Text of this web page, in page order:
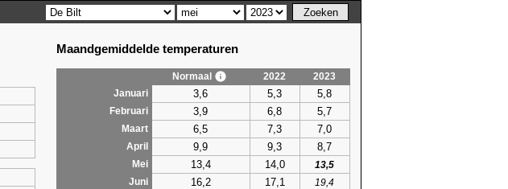
Maandgemiddelde temperaturen
Normaal 2022
2023
Januari
3,6 5,3 5,8
Februari 3,9 6,8 5,7
Maart 6,5 7,3 7,0
April 9,9 9,3 8,7
Mei 13,4 14,0
13,5
Juni
16,2 17,1
19,4